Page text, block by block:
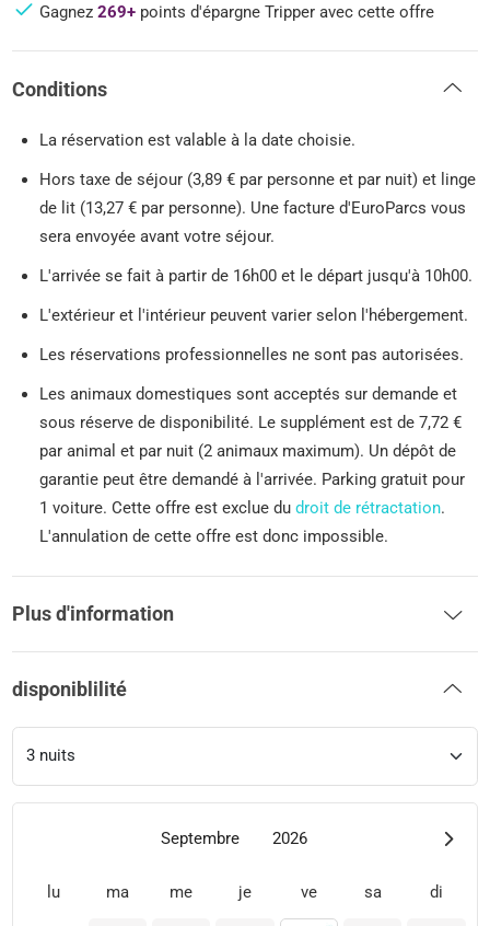
Gagnez269+ points d'épargne Tripper avec cette offre
Conditions
La réservation est valable à la date choisie.
Hors taxe de séjour (3,89 € par personne et par nuit) et linge
de lit (13,27 € par personne). Une facture d'EuroParcs vous
sera envoyée avant votre séjour.
L'arrivée se fait à partir de 16h00 et le départ jusqu'à 10h00.
L'extérieur et l'intérieur peuvent varier selon l'hébergement.
Les réservations professionnelles ne sont pas autorisées.
Les animaux domestiques sont acceptés sur demande et
sous réserve de disponibilité. Le supplément est de 7,72 €
par animal et par nuit (2 animaux maximum). Un dépôt de
garantie peut être demandé à l'arrivée. Parking gratuit pour
1 voiture. Cette offre est exclue dudroit de rétractation.
L'annulation de cette offre est donc impossible.
Plus d'information
disponiblilité
Septembre 2026
lu ma me je ve sa di